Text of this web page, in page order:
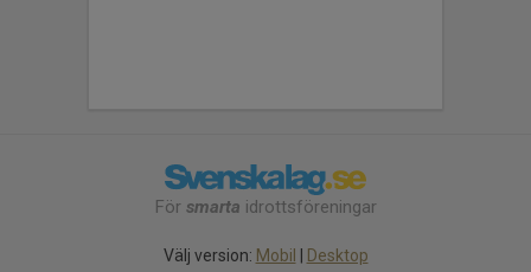
För smarta idrottsföreningar
Välj version: Mobil Desktop